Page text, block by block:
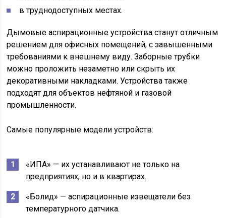
в труднодоступных местах.
Дымовые аспирационные устройства станут отличным
решением для офисных помещений, с завышенными
требованиями к внешнему виду. Заборные трубки
можно проложить незаметно или скрыть их
декоративными накладками. Устройства также
подходят для объектов нефтяной и газовой
промышленности.
Самые популярные модели устройств:
«ИПА» — их устанавливают не только на
предприятиях, но и в квартирах.
«Болид» — аспирационные извещатели без
температурного датчика.